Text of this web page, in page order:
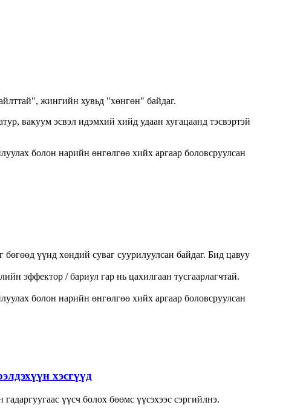
жингийн хувьд "хөнгөн" байдаг.
вакуум эсвэл идэмхий хийд удаан хугацаанд тэсвэртэй
болон нарийн өнгөлгөө хийх аргаар боловсруулсан
үүнд хөндий суваг суурилуулсан байдаг. Бид цавуу
эффектор / бариул гар нь цахилгаан тусгаарлагчтай.
болон нарийн өнгөлгөө хийх аргаар боловсруулсан
хэсгүүд
үүсч болох бөөмс үүсэхээс сэргийлнэ.